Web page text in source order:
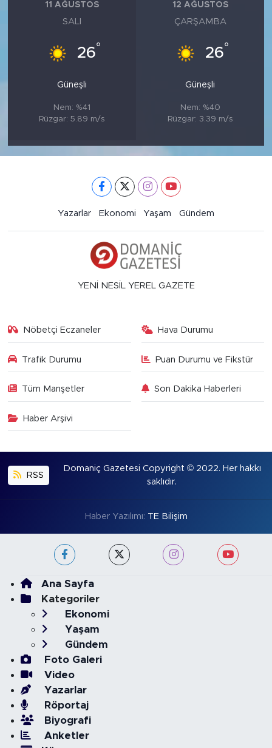
11 AĞUSTOS
SALI
26°
Güneşli
Nem: %41
Rüzgar: 5.89 m/s
12 AĞUSTOS
ÇARŞAMBA
26°
Güneşli
Nem: %40
Rüzgar: 3.39 m/s
Yazarlar Ekonomi Yaşam Gündem
YENİ NESİL YEREL GAZETE
Nöbetçi Eczaneler Hava Durumu
Trafik Durumu Puan Durumu ve Fikstür
Tüm Manşetler Son Dakika Haberleri
Haber Arşivi
RSS
Domaniç Gazetesi Copyright © 2022. Her hakkı
saklıdır.
Haber Yazılımı: TE Bilişim
Ana Sayfa
Kategoriler
Ekonomi
Yaşam
Gündem
Foto Galeri
Video
Yazarlar
Röportaj
Biyografi
Anketler